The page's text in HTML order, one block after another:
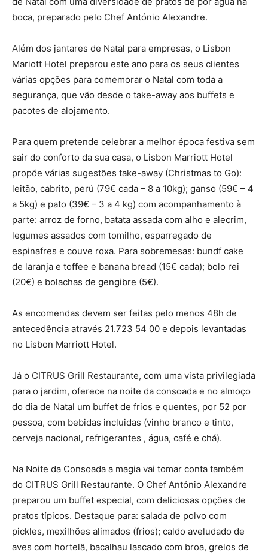
boca, preparado pelo Chef António Alexandre.
Além dos jantares de Natal para empresas, o Lisbon
Mariott Hotel preparou este ano para os seus clientes
várias opções para comemorar o Natal com toda a
segurança, que vão desde o take-away aos buffets e
pacotes de alojamento.
Para quem pretende celebrar a melhor época festiva sem
sair do conforto da sua casa, o Lisbon Marriott Hotel
propõe várias sugestões take-away (Christmas to Go):
leitão, cabrito, perú (79€ cada – 8 a 10kg); ganso (59€ – 4
a 5kg) e pato (39€ – 3 a 4 kg) com acompanhamento à
parte: arroz de forno, batata assada com alho e alecrim,
legumes assados com tomilho, esparregado de
espinafres e couve roxa. Para sobremesas: bundf cake
de laranja e toffee e banana bread (15€ cada); bolo rei
(20€) e bolachas de gengibre (5€).
As encomendas devem ser feitas pelo menos 48h de
antecedência através 21.723 54 00 e depois levantadas
no Lisbon Marriott Hotel.
Já o CITRUS Grill Restaurante, com uma vista privilegiada
para o jardim, oferece na noite da consoada e no almoço
do dia de Natal um buffet de frios e quentes, por 52 por
pessoa, com bebidas incluidas (vinho branco e tinto,
cerveja nacional, refrigerantes , água, café e chá).
Na Noite da Consoada a magia vai tomar conta também
do CITRUS Grill Restaurante. O Chef António Alexandre
preparou um buffet especial, com deliciosas opções de
pratos típicos. Destaque para: salada de polvo com
pickles, mexilhões alimados (frios); caldo aveludado de
aves com hortelã, bacalhau lascado com broa, grelos de